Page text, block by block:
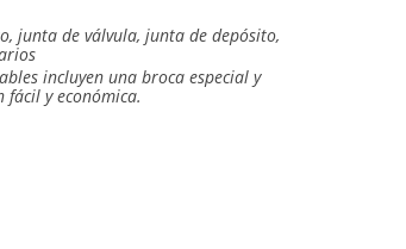
junta de válvula, junta de depósito,
incluyen una broca especial y
y económica.